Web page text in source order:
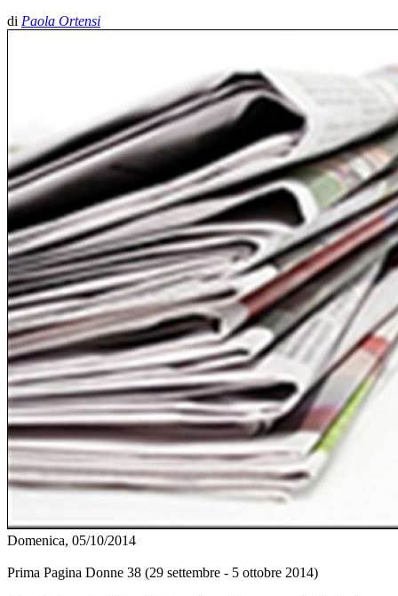
di Paola Ortensi
Domenica, 05/10/2014
Prima Pagina Donne 38 (29 settembre - 5 ottobre 2014)